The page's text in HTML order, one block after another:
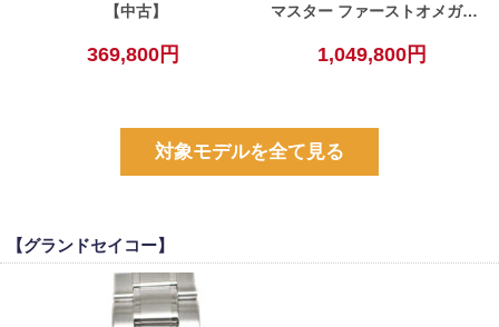
【中古】
369,800円
マスター ファーストオメガイ
ック 手巻き ステンレス メン
1,049,800円
対象モデルを全て見る
【グランドセイコー】